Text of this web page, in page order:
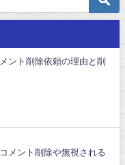
ント削除依頼の理由と削
メント削除や無視される